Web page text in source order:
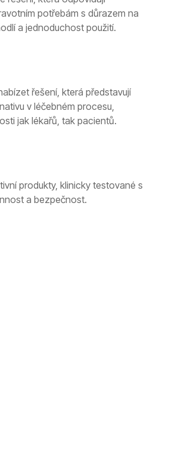
potřebám s důrazem na
a jednoduchost použití.
řešení, která představují
v léčebném procesu,
jak lékařů, tak pacientů.
produkty, klinicky testované s
a bezpečnost.